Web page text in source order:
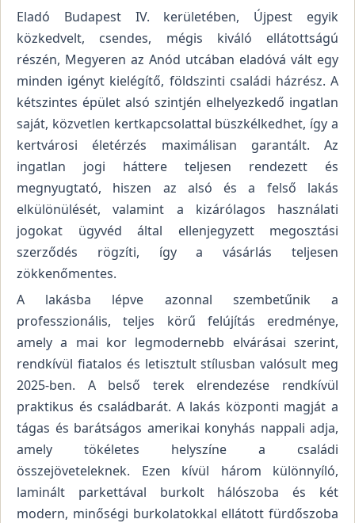
Eladó Budapest IV. kerületében, Újpest egyik
közkedvelt, csendes, mégis kiváló ellátottságú
részén, Megyeren az Anód utcában eladóvá vált egy
minden igényt kielégítő, földszinti családi házrész. A
kétszintes épület alsó szintjén elhelyezkedő ingatlan
saját, közvetlen kertkapcsolattal büszkélkedhet, így a
kertvárosi életérzés maximálisan garantált. Az
ingatlan jogi háttere teljesen rendezett és
megnyugtató, hiszen az alsó és a felső lakás
elkülönülését, valamint a kizárólagos használati
jogokat ügyvéd által ellenjegyzett megosztási
szerződés rögzíti, így a vásárlás teljesen
zökkenőmentes.
A lakásba lépve azonnal szembetűnik a
professzionális, teljes körű felújítás eredménye,
amely a mai kor legmodernebb elvárásai szerint,
rendkívül fiatalos és letisztult stílusban valósult meg
2025-ben. A belső terek elrendezése rendkívül
praktikus és családbarát. A lakás központi magját a
tágas és barátságos amerikai konyhás nappali adja,
amely tökéletes helyszíne a családi
összejöveteleknek. Ezen kívül három különnyíló,
laminált parkettával burkolt hálószoba és két
modern, minőségi burkolatokkal ellátott fürdőszoba